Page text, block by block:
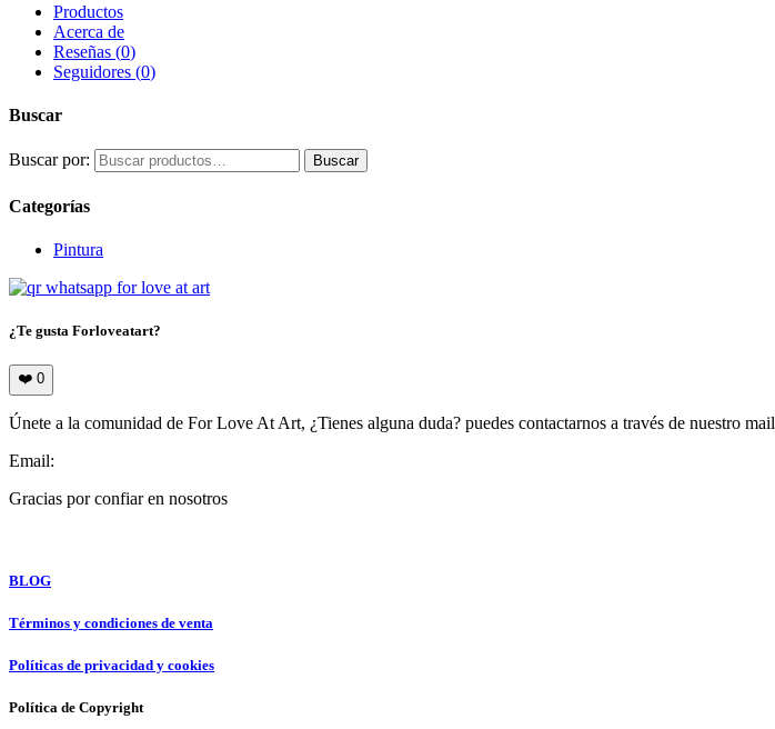
Productos
Acerca de
Reseñas (0)
Seguidores (0)
Buscar
Buscar por: Buscar
Categorías
Pintura
¿Te gusta Forloveatart?
❤️ 0
Únete a la comunidad de For Love At Art, ¿Tienes alguna duda? puedes contactarnos a través de nuestro mail
Email:
Gracias por confiar en nosotros
BLOG
Términos y condiciones de venta
Políticas de privacidad y cookies
Política de Copyright